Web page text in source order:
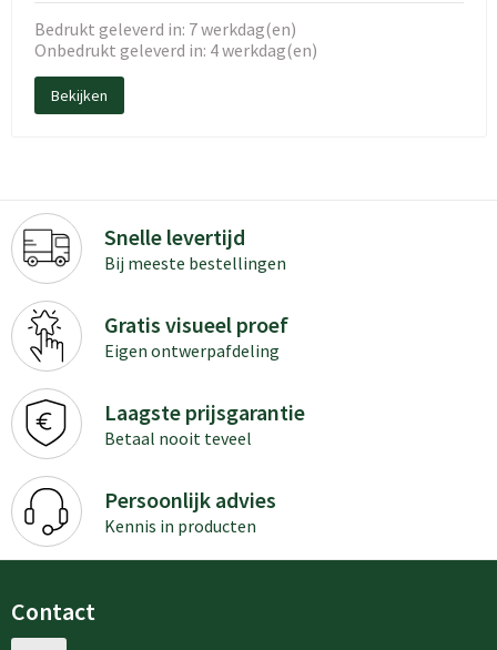
Bedrukt geleverd in: 7 werkdag(en)
Onbedrukt geleverd in: 4 werkdag(en)
Bekijken
Snelle levertijd
Bij meeste bestellingen
Gratis visueel proef
Eigen ontwerpafdeling
Laagste prijsgarantie
Betaal nooit teveel
Persoonlijk advies
Kennis in producten
Contact